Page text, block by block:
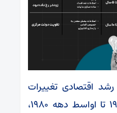
اقتصادی تغییرات
سیاسی نبود، و از ۱۹۷۵ تا اواسط دهه ۱۹۸۰،